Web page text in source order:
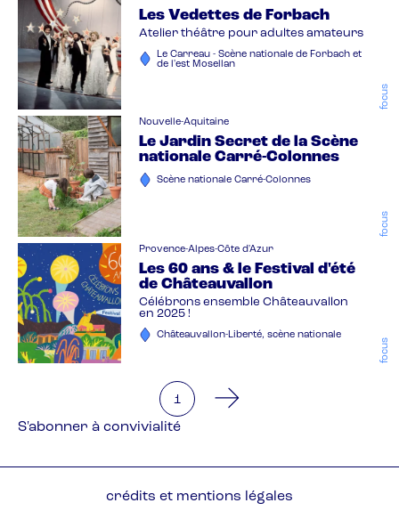
Les Vedettes de Forbach
Atelier théâtre pour adultes amateurs
Le Carreau - Scène nationale de Forbach et
de l'est Mosellan
focus
Nouvelle-Aquitaine
Le Jardin Secret de la Scène
nationale Carré-Colonnes
Scène nationale Carré-Colonnes
focus
Provence-Alpes-Côte d'Azur
Les 60 ans & le Festival d'été
de Châteauvallon
Célébrons ensemble Châteauvallon
en 2025 !
Châteauvallon-Liberté, scène nationale
focus
Pagination
You're on page
1
S'abonner à convivialité
crédits et mentions légales